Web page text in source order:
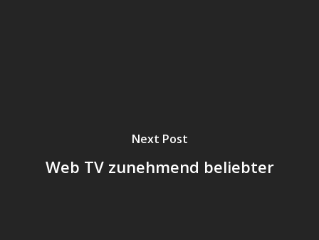
Next Post
Web TV zunehmend beliebter